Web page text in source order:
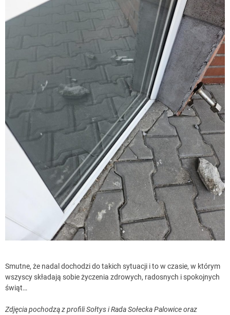
Smutne, że nadal dochodzi do takich sytuacji i to w czasie, w którym
wszyscy składają sobie życzenia zdrowych, radosnych i spokojnych
świąt…
Zdjęcia pochodzą z profili Sołtys i Rada Sołecka Palowice oraz